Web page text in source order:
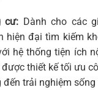
cư: Dành cho các
hiện đại tìm kiếm
hệ thống tiện ích
thiết kế tối ưu
đến trải nghiệm